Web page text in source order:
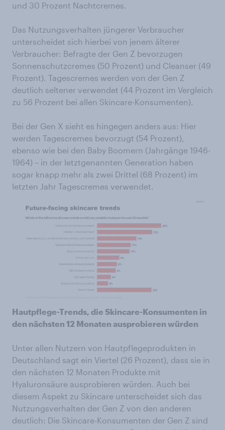
und 30 Prozent Nachtcremes.
Das Nutzungsverhalten jüngerer Verbraucher
unterscheidet sich hierbei von jenem älterer
Verbraucher: Befragte der Gen Z bevorzugen
Sonnenschutzcremes (50 Prozent) und Cleanser (49
Prozent). Tagescremes werden von der Gen Z
deutlich seltener verwendet (44 Prozent im Vergleich
zu 56 Prozent bei allen Skincare-Konsumenten).
Bei der Gen X sieht es hingegen anders aus: Hier
werden Tagescremes bevorzugt (54 Prozent),
ebenso wie bei den Baby Boomern (Jahrgänge 1946-
1964) – in der letztgenannten Generation haben
sogar knapp mehr als zwei Drittel (68 Prozent) im
letzten Jahr Tagescremes verwendet.
Hautpflege-Trends, die Skincare-Konsumenten in
den nächsten 12 Monaten ausprobieren würden
Unter allen Nutzern von Hautpflegeprodukten in
Deutschland sagt ein Viertel (26 Prozent), dass sie in
den nächsten 12 Monaten Produkte mit
Hyaluronsäure ausprobieren würden. Auch bei
diesem Aspekt zu Skincare unterscheidet sich das
Nutzungsverhalten der Gen Z von den anderen
deutlich: Die Skincare-Konsumenten der Gen Z sind